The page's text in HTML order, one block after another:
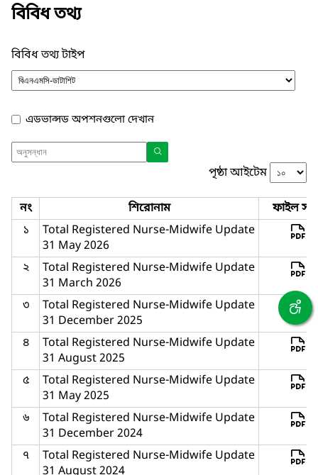
বিবিধ তথ্য
বিবিধ তথ্য টাইপ
এডভান্সড অপশনগুলো দেখান
পৃষ্ঠা আইটেম
নং শিরোনাম
ফাইল
১
Total Registered Nurse-Midwife Update
31 May 2026
২
Total Registered Nurse-Midwife Update
31 March 2026
৩
Total Registered Nurse-Midwife Update
31 December 2025
৪
Total Registered Nurse-Midwife Update
31 August 2025
৫
Total Registered Nurse-Midwife Update
31 May 2025
৬
Total Registered Nurse-Midwife Update
31 December 2024
৭
Total Registered Nurse-Midwife Update
31 August 2024